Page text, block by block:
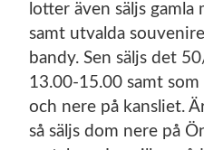
lotter även säljs
samt utvalda
bandy. Sen säljs det
13.00-15.00 samt
och nere på kansliet.
så säljs dom nere på